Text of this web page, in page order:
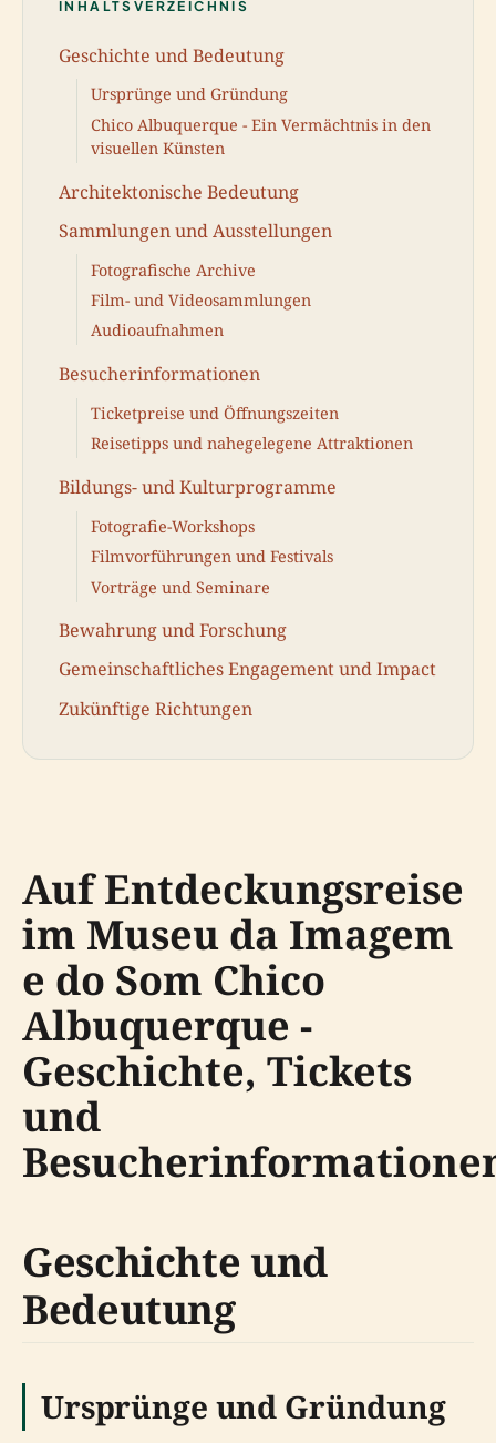
INHALTSVERZEICHNIS
Geschichte und Bedeutung
Ursprünge und Gründung
Chico Albuquerque - Ein Vermächtnis in den
visuellen Künsten
Architektonische Bedeutung
Sammlungen und Ausstellungen
Fotografische Archive
Film- und Videosammlungen
Audioaufnahmen
Besucherinformationen
Ticketpreise und Öffnungszeiten
Reisetipps und nahegelegene Attraktionen
Bildungs- und Kulturprogramme
Fotografie-Workshops
Filmvorführungen und Festivals
Vorträge und Seminare
Bewahrung und Forschung
Gemeinschaftliches Engagement und Impact
Zukünftige Richtungen
Auf Entdeckungsreise
im Museu da Imagem
e do Som Chico
Albuquerque -
Geschichte, Tickets
und
Geschichte und
Bedeutung
Ursprünge und Gründung